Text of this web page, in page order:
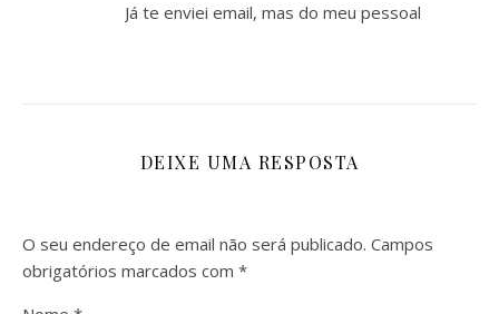
Já te enviei email, mas do meu pessoal
DEIXE UMA RESPOSTA
O seu endereço de email não será publicado. Campos
obrigatórios marcados com *